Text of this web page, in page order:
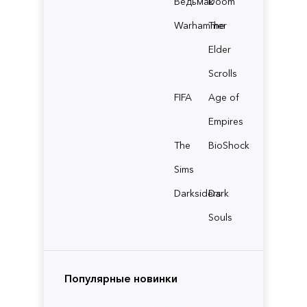
Warhammer
The
Elder
Scrolls
FIFA
Age of
Empires
The
Sims
BioShock
Darksiders
Dark
Souls
Популярные новинки